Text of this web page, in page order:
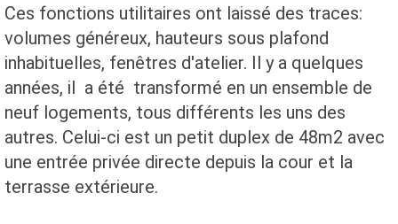
Ces fonctions utilitaires ont laissé des traces:
volumes généreux, hauteurs sous plafond
inhabituelles, fenêtres d'atelier. Il y a quelques
années, il a été transformé en un ensemble de
neuf logements, tous différents les uns des
autres. Celui-ci est un petit duplex de 48m2 avec
une entrée privée directe depuis la cour et la
terrasse extérieure.